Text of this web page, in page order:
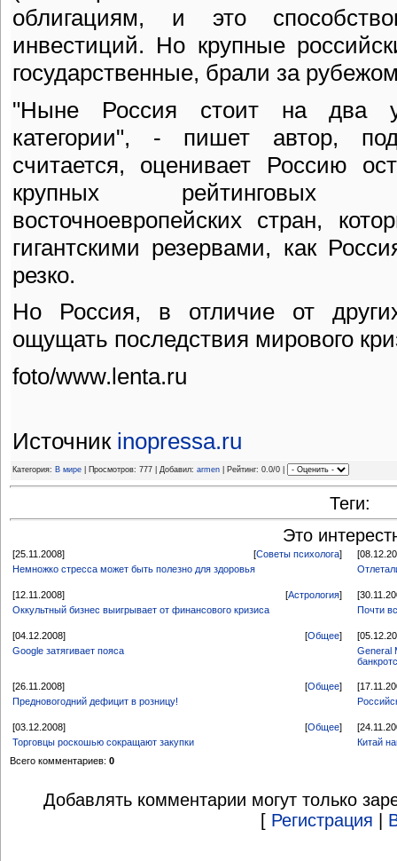
облигациям, и это
инвестиций. Но крупные
государственные, брали за
"Ныне Россия стоит на два
категории", - пишет автор,
считается, оценивает Россию
крупных рейтинговых
восточноевропейских стран,
гигантскими резервами, как
резко.
Но Россия, в отличие от
ощущать последствия мирового
foto/www.lenta.ru
Источник inopressa.ru
Категория: В мире | Просмотров: 777 | Добавил: armen | Рейтинг: 0.0/0 |
Теги:
Это
[25.11.2008] [Советы психолога]
Немножко стресса может быть полезно для здоровья
[12.11.2008] [Астрология]
Оккультный бизнес выигрывает от финансового кризиса
Почти
[04.12.2008] [Общее]
Google затягивает пояса
General
[26.11.2008] [Общее]
Предновогодний дефицит в розницу!
[03.12.2008] [Общее]
Торговцы роскошью сокращают закупки
Китай
Всего комментариев: 0
Добавлять комментарии могут только
[ Регистрация